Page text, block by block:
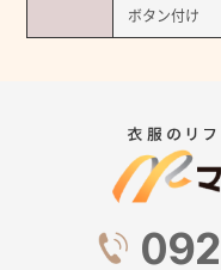
ボタン付け